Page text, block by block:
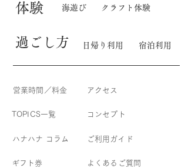
体験 海遊び クラフト体験
​過ごし方 日帰り利用 宿泊利用
​ご利用ガイド
​ハナハナ コラム
営業時間／料金
TOPICS一覧 コンセプト
ギフト券 よくあるご質問
アクセス